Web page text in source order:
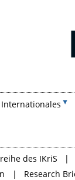
des IKriS
Research